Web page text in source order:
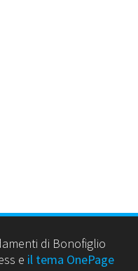
di Bonofiglio
e il tema OnePage